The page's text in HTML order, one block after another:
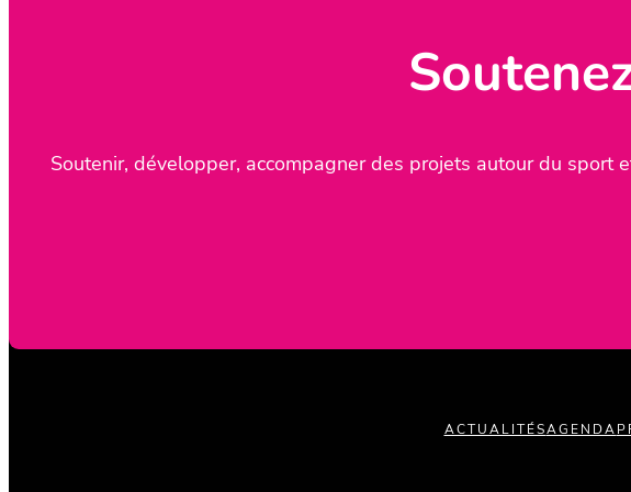
Soutenir, développer, accompagner des projets autour du sport
ACTUALITÉSAGENDA